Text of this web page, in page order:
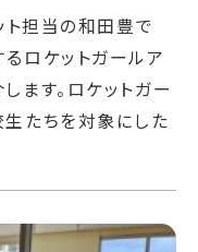
ト担当の和田豊で
ロケットガールア
ます。ロケットガー
たちを対象にした